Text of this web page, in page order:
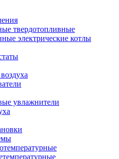
твердотопливные
электрические котлы
увлажнители